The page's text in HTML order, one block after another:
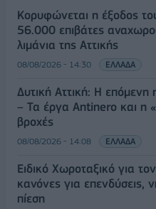
Κορυφώνεται η έξοδος
56.000 επιβάτες
λιμάνια της Αττικής
08/08/2026 - 14:30 ΕΛΛΑΔΑ
Δυτική Αττική: Η επόμενη
– Τα έργα Antinero και η
βροχές
08/08/2026 - 14:08 ΕΛΛΑΔΑ
Ειδικό Χωροταξικό για
κανόνες για επενδύσεις,
πίεση